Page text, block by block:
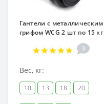
Гантели с металлическим
грифом WCG 2 шт по 15 кг
3
Вес, кг:
10 13 18 20